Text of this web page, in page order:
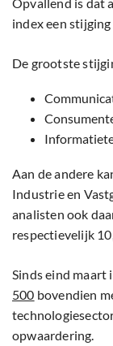
index een
De grootste
Aan de andere
Industrie en
analisten ook
respectievelijk
Sinds eind maart
500 bovendien
opwaardering.